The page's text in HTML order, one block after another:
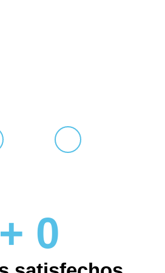
+ 0